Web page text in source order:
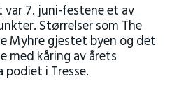
var 7. juni-festene et av
Størrelser som The
Myhre gjestet byen og det
med kåring av årets
podiet i Tresse.